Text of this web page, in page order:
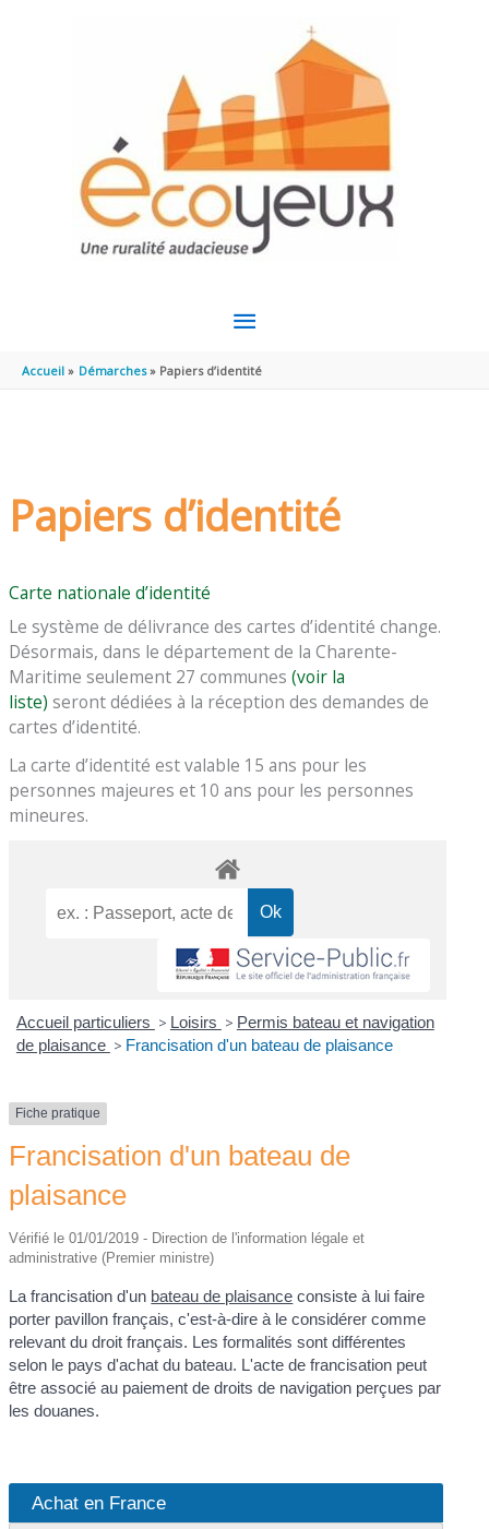
MENU
PRINCIPAL
Accueil Démarches Papiers d’identité
Papiers d’identité
Carte nationale d’identité
Le système de délivrance des cartes d’identité change.
Désormais, dans le département de la Charente-
Maritime seulement 27 communes(voir la
liste) seront dédiées à la réception des demandes de
cartes d’identité.
La carte d’identité est valable 15 ans pour les
personnes majeures et 10 ans pour les personnes
mineures.
Accueil particuliers > Loisirs > Permis bateau et navigation
de plaisance > Francisation d'un bateau de plaisance
Fiche pratique
Francisation d'un bateau de
plaisance
Vérifié le 01/01/2019 - Direction de l'information légale et
administrative (Premier ministre)
La francisation d'un bateau de plaisance consiste à lui faire
porter pavillon français, c'est-à-dire à le considérer comme
relevant du droit français. Les formalités sont différentes
selon le pays d'achat du bateau. L'acte de francisation peut
être associé au paiement de droits de navigation perçues par
les douanes.
Achat en France